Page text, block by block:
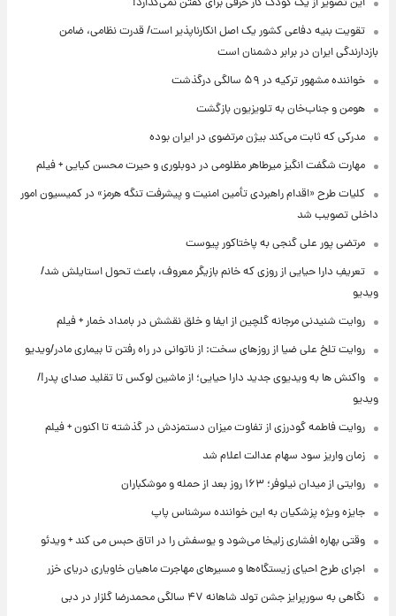
تقویت بنیه دفاعی کشور یک اصل انکارناپذیر است/ قدرت نظامی، ضامن
بازدارندگی ایران در برابر دشمنان است
خواننده مشهور ترکیه در ۵۹ سالگی درگذشت
هومن و جناب‌خان به تلویزیون بازگشت
مدرکی که ثابت می‌کند بیژن مرتضوی در ایران بوده
مهارت شگفت انگیز میرطاهر مظلومی در دوبلوری و حیرت محسن کیایی + فیلم
کلیات طرح «اقدام راهبردی تأمین امنیت و پیشرفت تنگه هرمز» در کمیسیون امور
داخلی تصویب شد
مرتضی پور علی گنجی به پاختاکور پیوست
تعریفِ دارا حیایی از روزی که خانم بازیگر معروف، باعث تحول استایلش شد/
ویدیو
روایت شنیدنی مرجانه گلچین از ایفا و خلق نقشش در بامداد خمار + فیلم
روایت تلخ علی ضیا از روزهای سخت: از ناتوانی در راه رفتن تا بیماری مادر/ویدیو
واکنش ها به ویدیوی جدید دارا حیایی؛ از ماشین لوکس تا تقلید صدای پدر!/
ویدیو
روایت فاطمه گودرزی از تفاوت میزان دستمزدش در گذشته تا اکنون + فیلم
زمان واریز سود سهام عدالت اعلام شد
روایتی از میدان نیلوفر؛ ۱۶۳ روز بعد از حمله و موشکباران
جایزه ویژه پزشکیان به این خواننده سرشناس پاپ
وقتی بهاره افشاری زلیخا می‌شود و یوسفش را در اتاق حبس می کند + ویدئو
اجرای طرح احیای زیستگاه‌ها و مسیرهای مهاجرت ماهیان خاویاری دریای خزر
نگاهی به سورپرایز جشن تولد شاهانه ۴۷ سالگی محمدرضا گلزار در دبی